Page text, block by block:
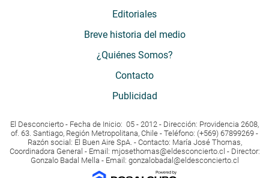
Editoriales
Breve historia del medio
¿Quiénes Somos?
Contacto
Publicidad
El Desconcierto - Fecha de Inicio: 05 - 2012 - Dirección: Providencia 2608,
of. 63. Santiago, Región Metropolitana, Chile - Teléfono: (+569) 67899269 -
Razón social: El Buen Aire SpA. - Contacto: María José Thomas,
Coordinadora General - Email: mjosethomas@eldesconcierto.cl - Director:
Gonzalo Badal Mella - Email: gonzalobadal@eldesconcierto.cl